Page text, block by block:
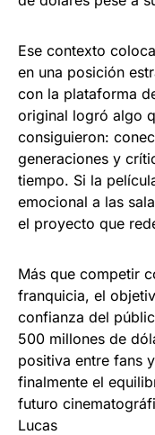
Ese contexto
en una posición
con la plataforma
original logró algo
consiguieron:
generaciones y
tiempo. Si la
emocional a las
el proyecto que
Más que competir
franquicia, el
confianza del
500 millones de
positiva entre fans
finalmente el
futuro
Lucas